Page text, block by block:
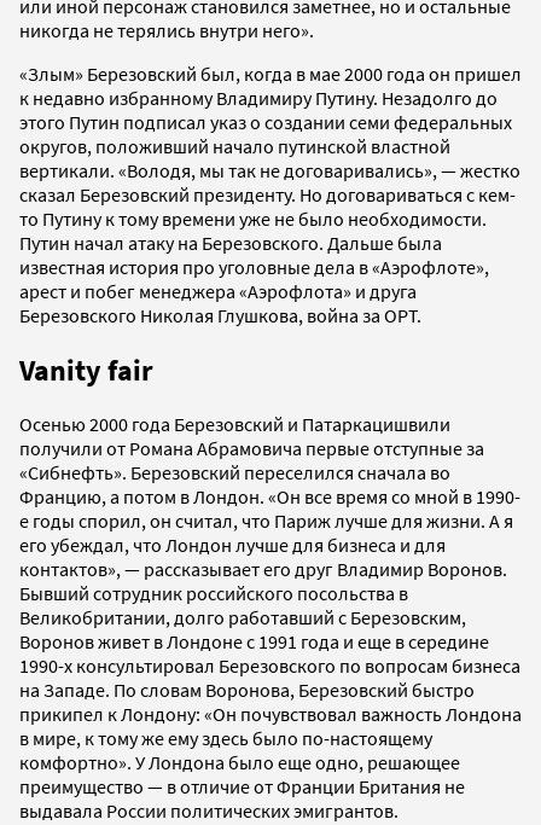
или иной персонаж становился заметнее, но и остальные
никогда не терялись внутри него».
«Злым» Березовский был, когда в мае 2000 года он пришел
к недавно избранному Владимиру Путину. Незадолго до
этого Путин подписал указ о создании семи федеральных
округов, положивший начало путинской властной
вертикали. «Володя, мы так не договаривались», — жестко
сказал Березовский президенту. Но договариваться с кем-
то Путину к тому времени уже не было необходимости.
Путин начал атаку на Березовского. Дальше была
известная история про уголовные дела в «Аэрофлоте»,
арест и побег менеджера «Аэрофлота» и друга
Березовского Николая Глушкова, война за ОРТ.
Vanity fair
Осенью 2000 года Березовский и Патаркацишвили
получили от Романа Абрамовича первые отступные за
«Сибнефть». Березовский переселился сначала во
Францию, а потом в Лондон. «Он все время со мной в 1990-
е годы спорил, он считал, что Париж лучше для жизни. А я
его убеждал, что Лондон лучше для бизнеса и для
контактов», — рассказывает его друг Владимир Воронов.
Бывший сотрудник российского посольства в
Великобритании, долго работавший с Березовским,
Воронов живет в Лондоне с 1991 года и еще в середине
1990-х консультировал Березовского по вопросам бизнеса
на Западе. По словам Воронова, Березовский быстро
прикипел к Лондону: «Он почувствовал важность Лондона
в мире, к тому же ему здесь было по-настоящему
комфортно». У Лондона было еще одно, решающее
преимущество — в отличие от Франции Британия не
выдавала России политических эмигрантов.